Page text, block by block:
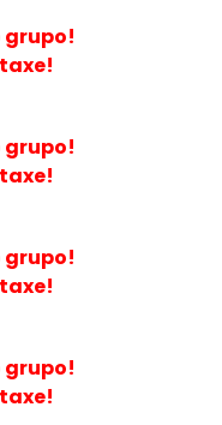
grupo!
grupo!
grupo!
grupo!